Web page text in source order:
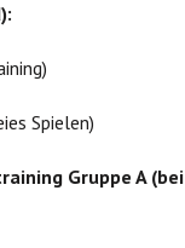
Spielen)
Gruppe A (bei